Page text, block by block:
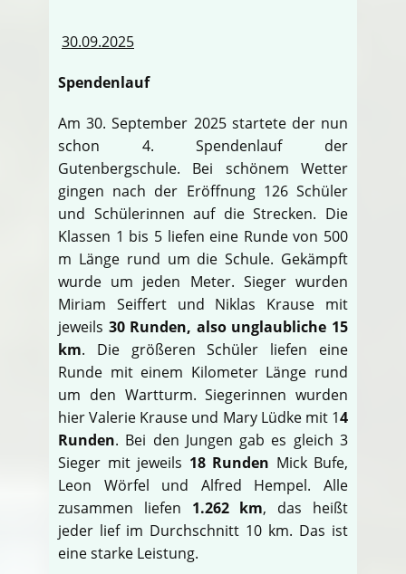
30.09.2025
Spendenlauf
Am 30. September 2025 startete der nun
schon 4. Spendenlauf der
Gutenbergschule. Bei schönem Wetter
gingen nach der Eröffnung 126 Schüler
und Schülerinnen auf die Strecken. Die
Klassen 1 bis 5 liefen eine Runde von 500
m Länge rund um die Schule. Gekämpft
wurde um jeden Meter. Sieger wurden
Miriam Seiffert und Niklas Krause mit
jeweils 30 Runden, also unglaubliche 15
km. Die größeren Schüler liefen eine
Runde mit einem Kilometer Länge rund
um den Wartturm. Siegerinnen wurden
hier Valerie Krause und Mary Lüdke mit 14
Runden. Bei den Jungen gab es gleich 3
Sieger mit jeweils 18 Runden Mick Bufe,
Leon Wörfel und Alfred Hempel. Alle
zusammen liefen 1.262 km, das heißt
jeder lief im Durchschnitt 10 km. Das ist
eine starke Leistung.